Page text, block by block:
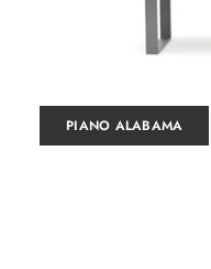
PIANO ALABAMA